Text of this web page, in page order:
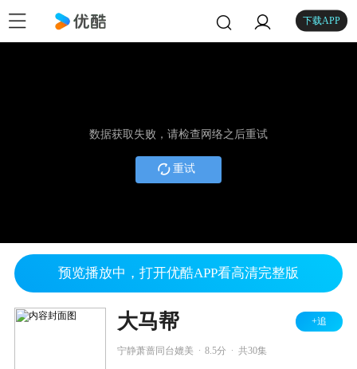
下载APP
数据获取失败，请检查网络之后重试
重试
预览播放中，打开优酷APP看高清完整版
大马帮 +追
宁静萧蔷同台媲美 8.5分 共30集